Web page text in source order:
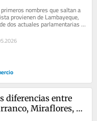
gobernadores en
nombres que saltan a
provienen de Lambayeque,
dos actuales parlamentarias
por el sillón regional.
diferencias entre
Miraflores,